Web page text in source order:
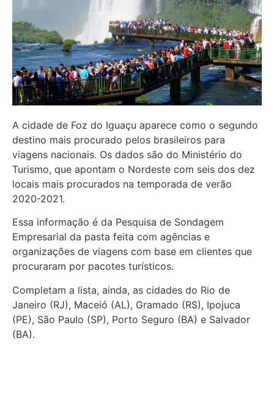
A cidade de Foz do Iguaçu aparece como o segundo
destino mais procurado pelos brasileiros para
viagens nacionais. Os dados são do Ministério do
Turismo, que apontam o Nordeste com seis dos dez
locais mais procurados na temporada de verão
2020-2021.
Essa informação é da Pesquisa de Sondagem
Empresarial da pasta feita com agências e
organizações de viagens com base em clientes que
procuraram por pacotes turísticos.
Completam a lista, ainda, as cidades do Rio de
Janeiro (RJ), Maceió (AL), Gramado (RS), Ipojuca
(PE), São Paulo (SP), Porto Seguro (BA) e Salvador
(BA).